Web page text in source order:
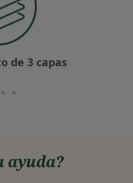
de 3 capas
ayuda?